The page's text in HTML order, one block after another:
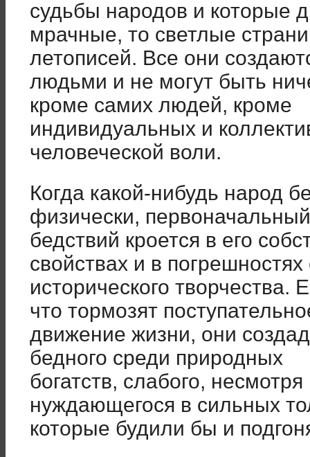
судьбы народов и которые
мрачные, то светлые
летописей. Все они
людьми и не могут быть
кроме самих людей, кроме
индивидуальных и
человеческой воли.
Когда какой-нибудь народ
физически,
бедствий кроется в его
свойствах и в погрешностях
исторического творчества.
что тормозят
движение жизни, они
бедного среди природных
богатств, слабого,
нуждающегося в сильных
которые будили бы и